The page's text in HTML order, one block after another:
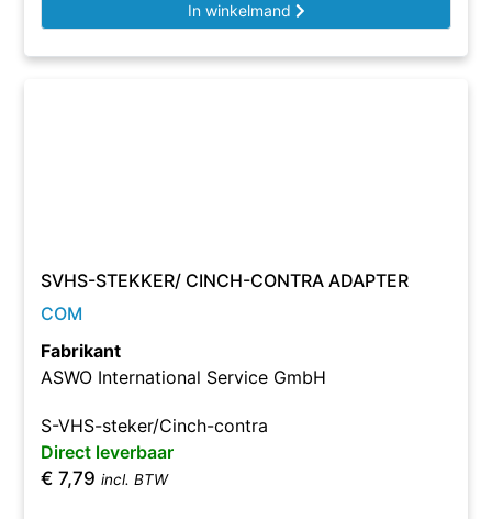
In winkelmand
SVHS-STEKKER/ CINCH-CONTRA ADAPTER
COM
Fabrikant
ASWO International Service GmbH
S-VHS-steker/Cinch-contra
Direct leverbaar
€ 7,79 incl. BTW